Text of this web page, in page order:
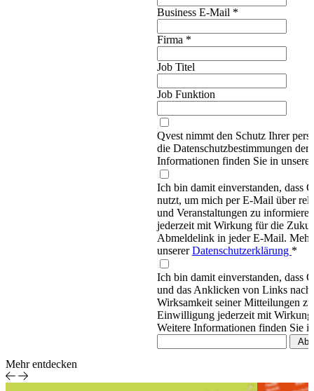
Business E-Mail *
Firma *
Job Titel
Job Funktion
Qvest nimmt den Schutz Ihrer
die Datenschutzbestimmungen
Informationen finden Sie in
Ich bin damit einverstanden, dass
nutzt, um mich per E-Mail über
und Veranstaltungen zu
jederzeit mit Wirkung für die
Abmeldelink in jeder E-Mail.
unsererDatenschutzerklärung *
Ich bin damit einverstanden, dass
und das Anklicken von Links
Wirksamkeit seiner Mitteilungen
Einwilligung jederzeit mit
Weitere Informationen finden Sie
Mehr entdecken